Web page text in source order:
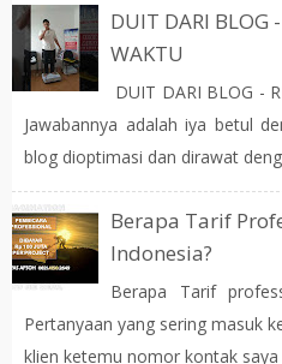
DUIT DARI BLOG
WAKTU
DUIT DARI BLOG -
Jawabannya adalah iya betul
blog dioptimasi dan dirawat
Berapa Tarif
Indonesia?
Berapa Tarif
Pertanyaan yang sering masuk
klien ketemu nomor kontak saya